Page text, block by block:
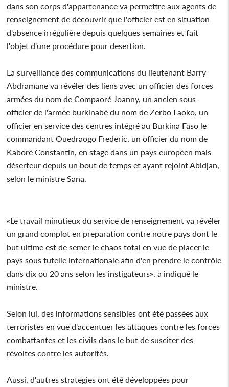
dans son corps d'appartenance va permettre aux agents de
renseignement de découvrir que l'officier est en situation
d'absence irrégulière depuis quelques semaines et fait
l'objet d'une procédure pour desertion.
La surveillance des communications du lieutenant Barry
Abdramane va révéler des liens avec un officier des forces
armées du nom de Compaoré Joanny, un ancien sous-
officier de l'armée burkinabé du nom de Zerbo Laoko, un
officier en service des centres intégré au Burkina Faso le
commandant Ouedraogo Frederic, un officier du nom de
Kaboré Constantin, en stage dans un pays européen mais
déserteur depuis un bout de temps et ayant rejoint Abidjan,
selon le ministre Sana.
«Le travail minutieux du service de renseignement va révéler
un grand complot en preparation contre notre pays dont le
but ultime est de semer le chaos total en vue de placer le
pays sous tutelle internationale afin d'en prendre le contrôle
dans dix ou 20 ans selon les instigateurs», a indiqué le
ministre.
Selon lui, des informations sensibles ont été passées aux
terroristes en vue d'accentuer les attaques contre les forces
combattantes et les civils dans le but de susciter des
révoltes contre les autorités.
Aussi, d'autres strategies ont été développées pour